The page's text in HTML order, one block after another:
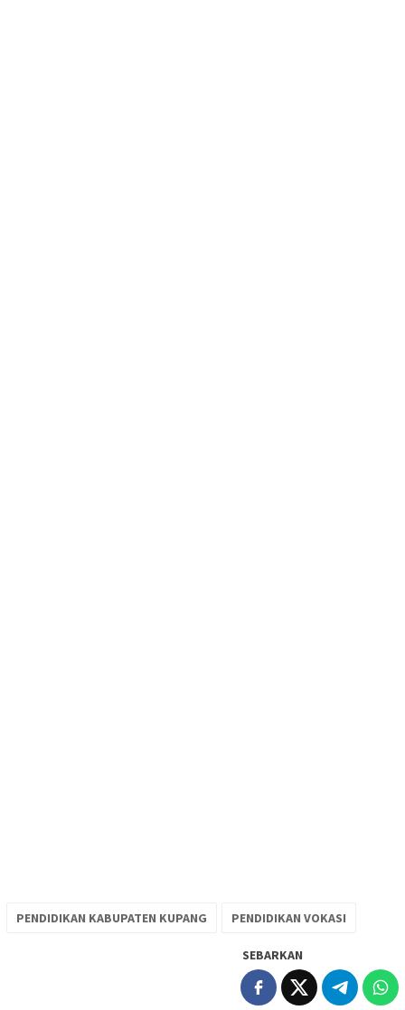
PENDIDIKAN KABUPATEN KUPANG PENDIDIKAN VOKASI
SEBARKAN